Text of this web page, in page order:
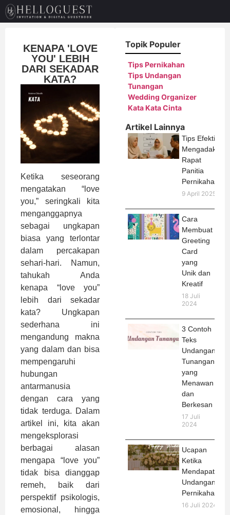
KENAPA 'LOVE
YOU' LEBIH
DARI SEKADAR
KATA?
Ketika seseorang
mengatakan “love
you,” seringkali kita
menganggapnya
sebagai ungkapan
biasa yang terlontar
dalam percakapan
sehari-hari. Namun,
tahukah Anda
kenapa “love you”
lebih dari sekadar
kata? Ungkapan
sederhana ini
mengandung makna
yang dalam dan bisa
mempengaruhi
hubungan
antarmanusia
dengan cara yang
tidak terduga. Dalam
artikel ini, kita akan
mengeksplorasi
berbagai alasan
mengapa “love you”
tidak bisa dianggap
remeh, baik dari
perspektif psikologis,
emosional, hingga
Topik Populer
Tips Pernikahan
Tips Undangan
Tunangan
Wedding Organizer
Kata Kata Cinta
Artikel Lainnya
Tips Efektif
Mengadakan
Rapat
Panitia
Pernikahan
9 April 2025
Cara
Membuat
Greeting
Card
yang
Unik dan
Kreatif
18 Juli
2024
3 Contoh
Teks
Undangan
Tunangan
yang
Menawan
dan
Berkesan
17 Juli
2024
Ucapan
Ketika
Mendapat
Undangan
Pernikahan
16 Juli 2024